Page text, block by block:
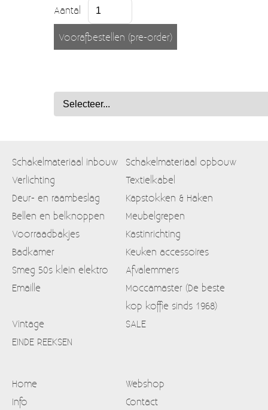
Aantal
Schakelmateriaal inbouw
Schakelmateriaal opbouw
Verlichting
Textielkabel
Deur- en raambeslag
Kapstokken & Haken
Bellen en belknoppen
Meubelgrepen
Voorraadbakjes
Kastinrichting
Badkamer
Keuken accessoires
Smeg 50s klein elektro
Afvalemmers
Emaille
Moccamaster (De beste
kop koffie sinds 1968)
Vintage
SALE
EINDE REEKSEN
Home
Webshop
Info
Contact